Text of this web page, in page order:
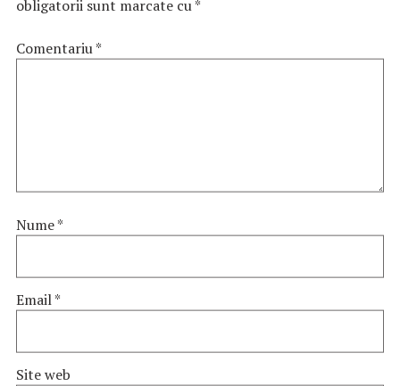
obligatorii sunt marcate cu*
Comentariu*
Nume*
Email*
Site web